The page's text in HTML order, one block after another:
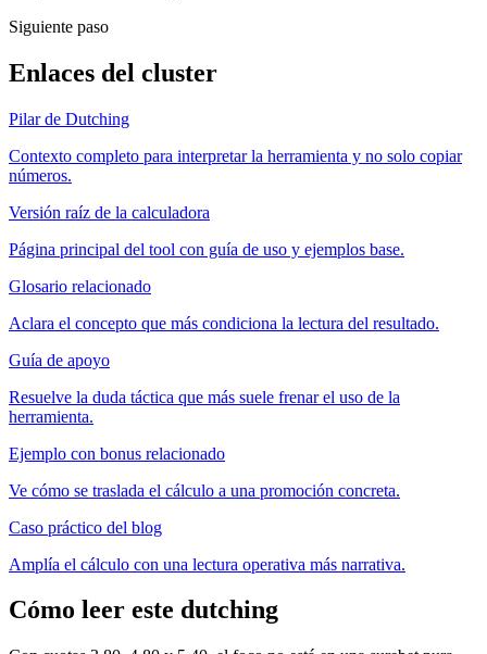
Siguiente paso
Enlaces del cluster
Pilar de Dutching
Contexto completo para interpretar la herramienta y no solo copiar
números.
Versión raíz de la calculadora
Página principal del tool con guía de uso y ejemplos base.
Glosario relacionado
Aclara el concepto que más condiciona la lectura del resultado.
Guía de apoyo
Resuelve la duda táctica que más suele frenar el uso de la
herramienta.
Ejemplo con bonus relacionado
Ve cómo se traslada el cálculo a una promoción concreta.
Caso práctico del blog
Amplía el cálculo con una lectura operativa más narrativa.
Cómo leer este dutching